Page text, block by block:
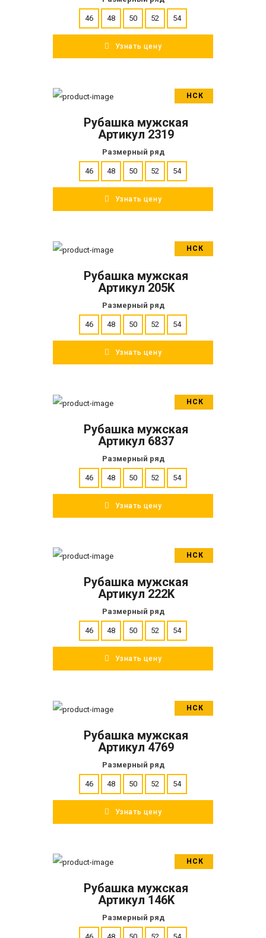
46 48 50 52 54
Узнать цену
НСК
ПОДРОБНЕЕ
Рубашка мужская
Артикул 2319
Размерный ряд
46 48 50 52 54
Узнать цену
НСК
ПОДРОБНЕЕ
Рубашка мужская
Артикул 205K
Размерный ряд
46 48 50 52 54
Узнать цену
НСК
ПОДРОБНЕЕ
Рубашка мужская
Артикул 6837
Размерный ряд
46 48 50 52 54
Узнать цену
НСК
ПОДРОБНЕЕ
Рубашка мужская
Артикул 222K
Размерный ряд
46 48 50 52 54
Узнать цену
НСК
ПОДРОБНЕЕ
Рубашка мужская
Артикул 4769
Размерный ряд
46 48 50 52 54
Узнать цену
НСК
ПОДРОБНЕЕ
Рубашка мужская
Артикул 146K
Размерный ряд